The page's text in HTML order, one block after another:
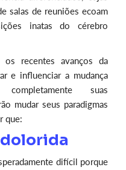
salas de reuniões ecoam
inatas do cérebro
recentes avanços da
e influenciar a mudança
completamente suas
mudar seus paradigmas
que:
dolorida
difícil porque